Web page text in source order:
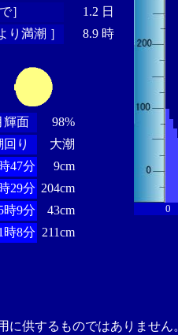
］
1.2 日
り満潮 ］
8.9 時
輝面
98%
回り
大潮
47分
9cm
29分 204cm
時9分
43cm
時8分 211cm
0
に供するものではありませ